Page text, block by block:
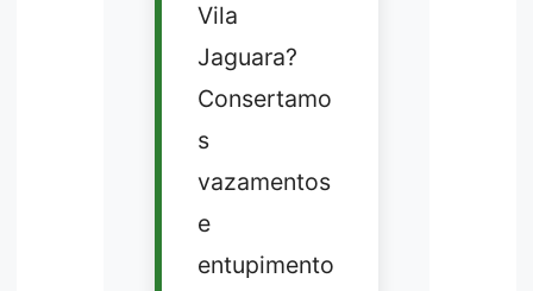
Vila
Jaguara?
Consertamo
s
vazamentos
e
entupimento